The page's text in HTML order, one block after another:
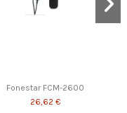
Fonestar FCM-2600
26,62 €